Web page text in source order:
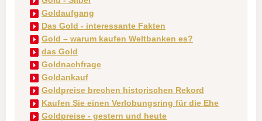
Goldaufgang
Das Gold - interessante Fakten
Gold – warum kaufen Weltbanken es?
das Gold
Goldnachfrage
Goldankauf
Goldpreise brechen historischen Rekord
Kaufen Sie einen Verlobungsring für die Ehe
Goldpreise - gestern und heute